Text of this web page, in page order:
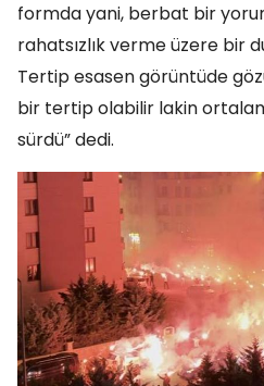
formda yani, berbat bir
rahatsızlık verme üzere bir
Tertip esasen görüntüde
bir tertip olabilir lakin
sürdü” dedi.